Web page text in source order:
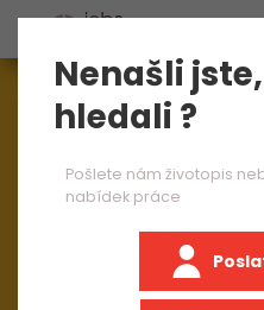
Aktuálně1545
Nenašli
hledali ?
Pošlete nám životopis
nabídek práce